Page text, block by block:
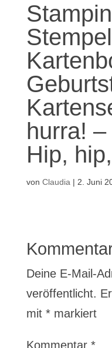
hurra!
Hip,
von Claudia | 2. Juni
Deine E-Mail-
veröffentlicht.
mit *markiert
Kommentar *